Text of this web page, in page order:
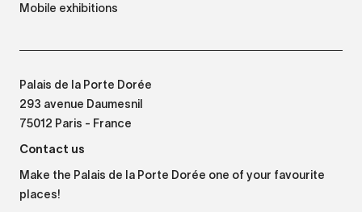
Mobile exhibitions
Palais de la Porte Dorée
293 avenue Daumesnil
75012 Paris - France
Contact us
Make the Palais de la Porte Dorée one of your favourite
places!